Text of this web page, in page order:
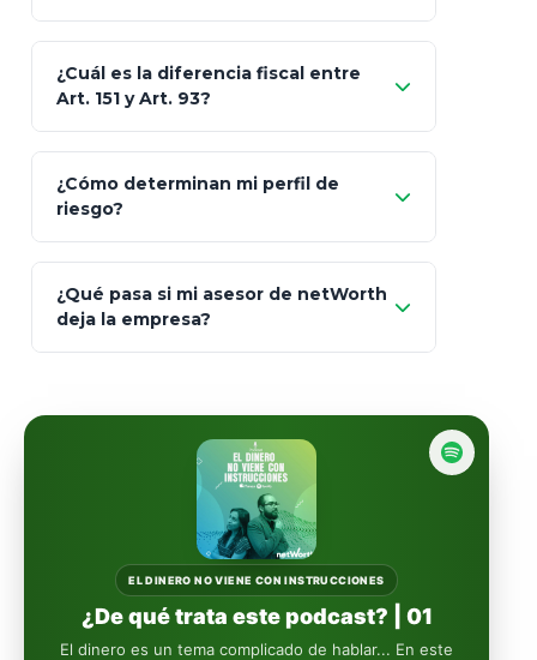
Skandia (Crea)
MetLife (MetaLife)
Prudential
Fintual
Principal
Sura
Insignia Life
¿Cuál es la diferencia fiscal entre
Art. 151 y Art. 93?
Art.
93
totalmente
libres de impuestos
¿Cómo determinan mi perfil de
riesgo?
¿Qué pasa si mi asesor de netWorth
deja la empresa?
automáticamente
EL DINERO NO VIENE CON INSTRUCCIONES
¿De qué trata este podcast? | 01
El dinero es un tema complicado de hablar... En este